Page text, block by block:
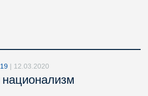
| 12.03.2020